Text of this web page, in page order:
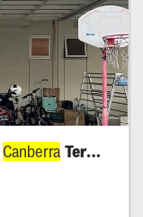
CanberraTermurah